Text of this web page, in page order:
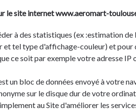
le site internet www.aeromart-
à des statistiques (ex :estimation
et tel type d'affichage-couleur) et pour
ce soit par exemple votre adresse
un bloc de données envoyé à votre
sur le disque dur de votre
au Site d'améliorer les